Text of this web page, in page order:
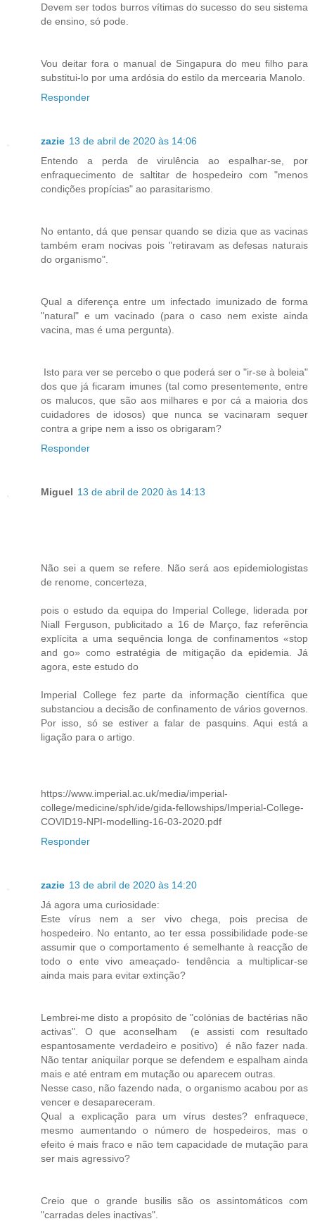
Devem ser todos burros vítimas do sucesso do seu sistema
de ensino, só pode.
Vou deitar fora o manual de Singapura do meu filho para
substitui-lo por uma ardósia do estilo da mercearia Manolo.
Responder
zazie 13 de abril de 2020 às 14:06
Entendo a perda de virulência ao espalhar-se, por
enfraquecimento de saltitar de hospedeiro com "menos
condições propícias" ao parasitarismo.
No entanto, dá que pensar quando se dizia que as vacinas
também eram nocivas pois "retiravam as defesas naturais
do organismo".
Qual a diferença entre um infectado imunizado de forma
"natural" e um vacinado (para o caso nem existe ainda
vacina, mas é uma pergunta).
Isto para ver se percebo o que poderá ser o "ir-se à boleia"
dos que já ficaram imunes (tal como presentemente, entre
os malucos, que são aos milhares e por cá a maioria dos
cuidadores de idosos) que nunca se vacinaram sequer
contra a gripe nem a isso os obrigaram?
Responder
Miguel 13 de abril de 2020 às 14:13
Não sei a quem se refere. Não será aos epidemiologistas
de renome, concerteza,
pois o estudo da equipa do Imperial College, liderada por
Niall Ferguson, publicitado a 16 de Março, faz referência
explícita a uma sequência longa de confinamentos «stop
and go» como estratégia de mitigação da epidemia. Já
agora, este estudo do
Imperial College fez parte da informação científica que
substanciou a decisão de confinamento de vários governos.
Por isso, só se estiver a falar de pasquins. Aqui está a
ligação para o artigo.
https://www.imperial.ac.uk/media/imperial-
college/medicine/sph/ide/gida-fellowships/Imperial-College-
COVID19-NPI-modelling-16-03-2020.pdf
Responder
zazie 13 de abril de 2020 às 14:20
Já agora uma curiosidade:
Este vírus nem a ser vivo chega, pois precisa de
hospedeiro. No entanto, ao ter essa possibilidade pode-se
assumir que o comportamento é semelhante à reacção de
todo o ente vivo ameaçado- tendência a multiplicar-se
ainda mais para evitar extinção?
Lembrei-me disto a propósito de "colónias de bactérias não
activas". O que aconselham (e assisti com resultado
espantosamente verdadeiro e positivo) é não fazer nada.
Não tentar aniquilar porque se defendem e espalham ainda
mais e até entram em mutação ou aparecem outras.
Nesse caso, não fazendo nada, o organismo acabou por as
vencer e desapareceram.
Qual a explicação para um vírus destes? enfraquece,
mesmo aumentando o número de hospedeiros, mas o
efeito é mais fraco e não tem capacidade de mutação para
ser mais agressivo?
Creio que o grande busilis são os assintomáticos com
"carradas deles inactivas".